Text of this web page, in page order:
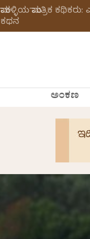
ಮಾಕಳ್ಳಿಯ ಮಾಂತ್ರಿಕ
ಕಥನ
ಅಂಕಣ